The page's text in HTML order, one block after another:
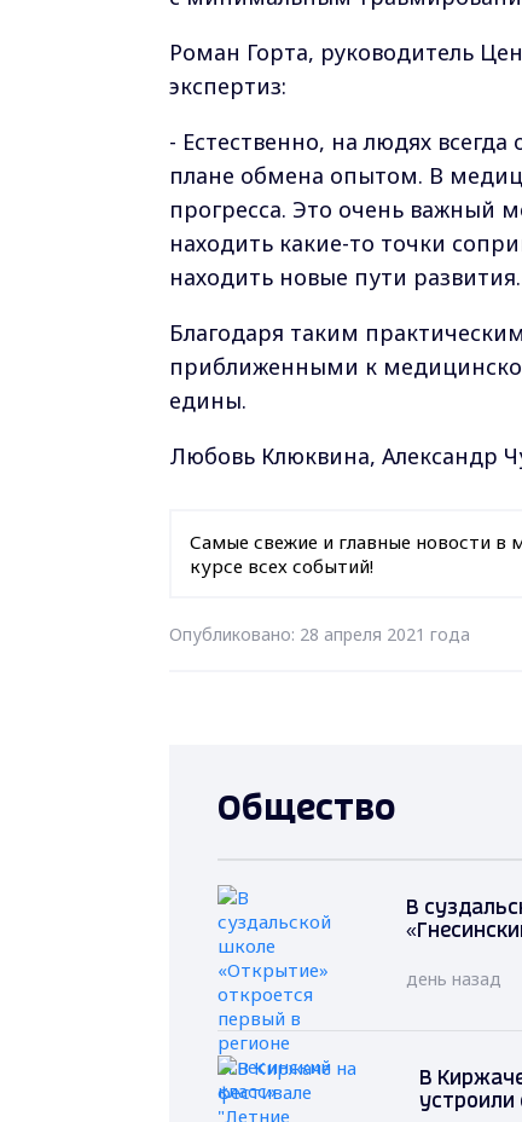
Роман Горта, руководитель
экспертиз:
- Естественно, на людях
плане обмена опытом. В
прогресса. Это очень важный
находить какие-то точки
находить новые пути развития.
Благодаря таким
приближенными к
едины.
Любовь Клюквина, Александр
Самые свежие и главные новости в
курсе всех событий!
Опубликовано: 28 апреля 2021 года
Общество
В
день назад
В
устроили